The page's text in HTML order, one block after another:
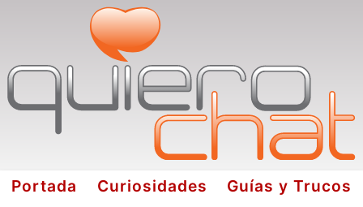
Portada Curiosidades
Guías y Trucos